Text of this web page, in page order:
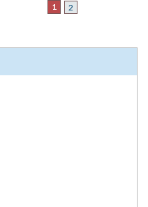
1 2